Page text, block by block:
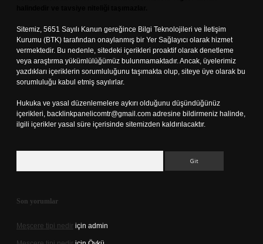
Sitemiz, 5651 Sayılı Kanun gereğince Bilgi Teknolojileri ve İletişim
Kurumu (BTK) tarafından onaylanmış bir Yer Sağlayıcı olarak hizmet
vermektedir. Bu nedenle, sitedeki içerikleri proaktif olarak denetleme
veya araştırma yükümlülüğümüz bulunmamaktadır. Ancak, üyelerimiz
yazdıkları içeriklerin sorumluluğunu taşımakta olup, siteye üye olarak bu
sorumluluğu kabul etmiş sayılırlar.
Hukuka ve yasal düzenlemelere aykırı olduğunu düşündüğünüz
içerikleri, backlinkpanelicomtr@gmail.com adresine bildirmeniz halinde,
ilgili içerikler yasal süre içerisinde sitemizden kaldırılacaktır.
Son yorumlar
Meşcere tipi nedir için admin